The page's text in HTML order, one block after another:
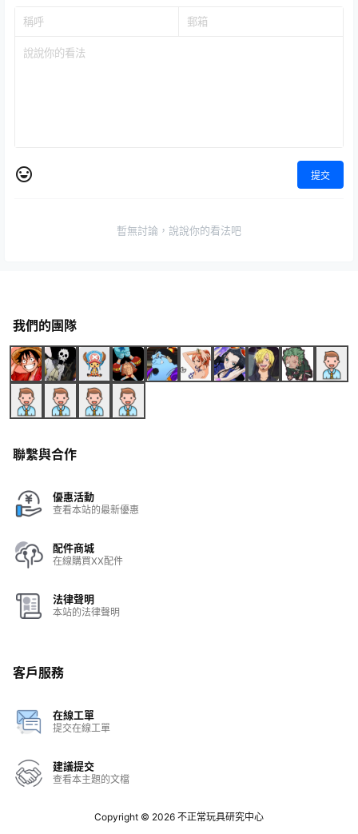
提交
暫無討論，說說你的看法吧
我們的團隊
聯繫與合作
優惠活動
查看本站的最新優惠
配件商城
在線購買XX配件
法律聲明
本站的法律聲明
客戶服務
在線工單
提交在線工單
建議提交
查看本主題的文檔
Copyright © 2026 不正常玩具研究中心